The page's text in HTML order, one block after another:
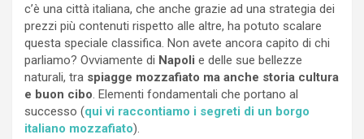
c’è una città italiana, che anche grazie ad una strategia dei
prezzi più contenuti rispetto alle altre, ha potuto scalare
questa speciale classifica. Non avete ancora capito di chi
parliamo? Ovviamente di Napoli e delle sue bellezze
naturali, tra spiagge mozzafiato ma anche storia cultura
e buon cibo. Elementi fondamentali che portano al
successo (qui vi raccontiamo i segreti di un borgo
italiano mozzafiato).